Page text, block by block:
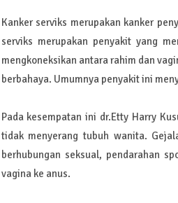
Kanker serviks merupakan kanker
serviks merupakan penyakit yang
mengkoneksikan antara rahim dan
berbahaya. Umumnya penyakit ini
Pada kesempatan ini dr.Etty Harry
tidak menyerang tubuh wanita.
berhubungan seksual, pendarahan
vagina ke anus.